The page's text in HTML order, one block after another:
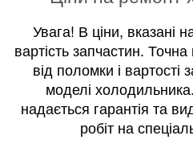
Увага! В ціни, вказані
вартість запчастин.
від поломки і
моделі
надається гарантія та
робіт на